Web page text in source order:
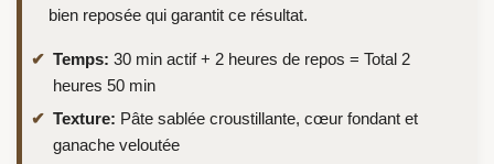
bien reposée qui garantit ce résultat.
Temps: 30 min actif + 2 heures de repos = Total 2
heures 50 min
Texture: Pâte sablée croustillante, cœur fondant et
ganache veloutée